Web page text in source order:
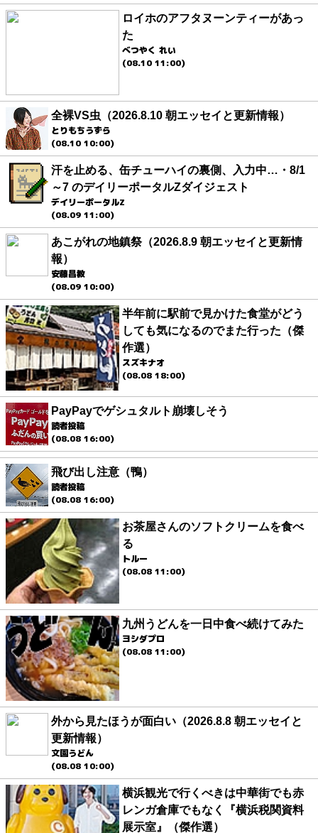
ロイホのアフタヌーンティーがあっ
た
べつやく れい
(08.10 11:00)
全裸VS虫（2026.8.10 朝エッセイと更新情報）
とりもちうずら
(08.10 10:00)
汗を止める、缶チューハイの裏側、入力中…・8/1
～7 のデイリーポータルZダイジェスト
デイリーポータルZ
(08.09 11:00)
あこがれの地鎮祭（2026.8.9 朝エッセイと更新情
報）
安藤昌教
(08.09 10:00)
半年前に駅前で見かけた食堂がどう
しても気になるのでまた行った（傑
作選）
スズキナオ
(08.08 18:00)
PayPayでゲシュタルト崩壊しそう
読者投稿
(08.08 16:00)
飛び出し注意（鴨）
読者投稿
(08.08 16:00)
お茶屋さんのソフトクリームを食べ
る
トルー
(08.08 11:00)
九州うどんを一日中食べ続けてみた
ヨシダプロ
(08.08 11:00)
外から見たほうが面白い（2026.8.8 朝エッセイと
更新情報）
文園うどん
(08.08 10:00)
横浜観光で行くべきは中華街でも赤
レンガ倉庫でもなく『横浜税関資料
展示室』（傑作選）